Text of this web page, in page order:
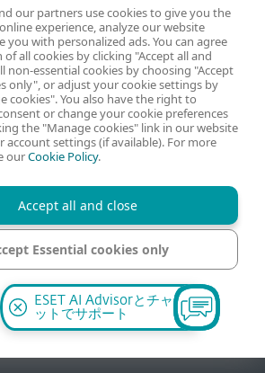
既存の顧客？
法的情報 脆弱性の報告
サイトマップ
- All rights reserved. 使用されている商標は、ESET, spol.
の商標または登録商標です。その他の名称およびブランド
、それぞれの企業の登録商標です。
ESET AI Advisorとチャ
ットでサポート
our partners use cookies to give you the
experience, analyze our website
you with personalized ads. You can agree
all cookies by clicking "Accept all and
non-essential cookies by choosing "Accept
only", or adjust your cookie settings by
cookies". You also have the right to
or change your cookie preferences
the "Manage cookies" link in our website
account settings (if available). For more
ourCookie Policy.
Accept all and close
Essential cookies only
Manage cookies